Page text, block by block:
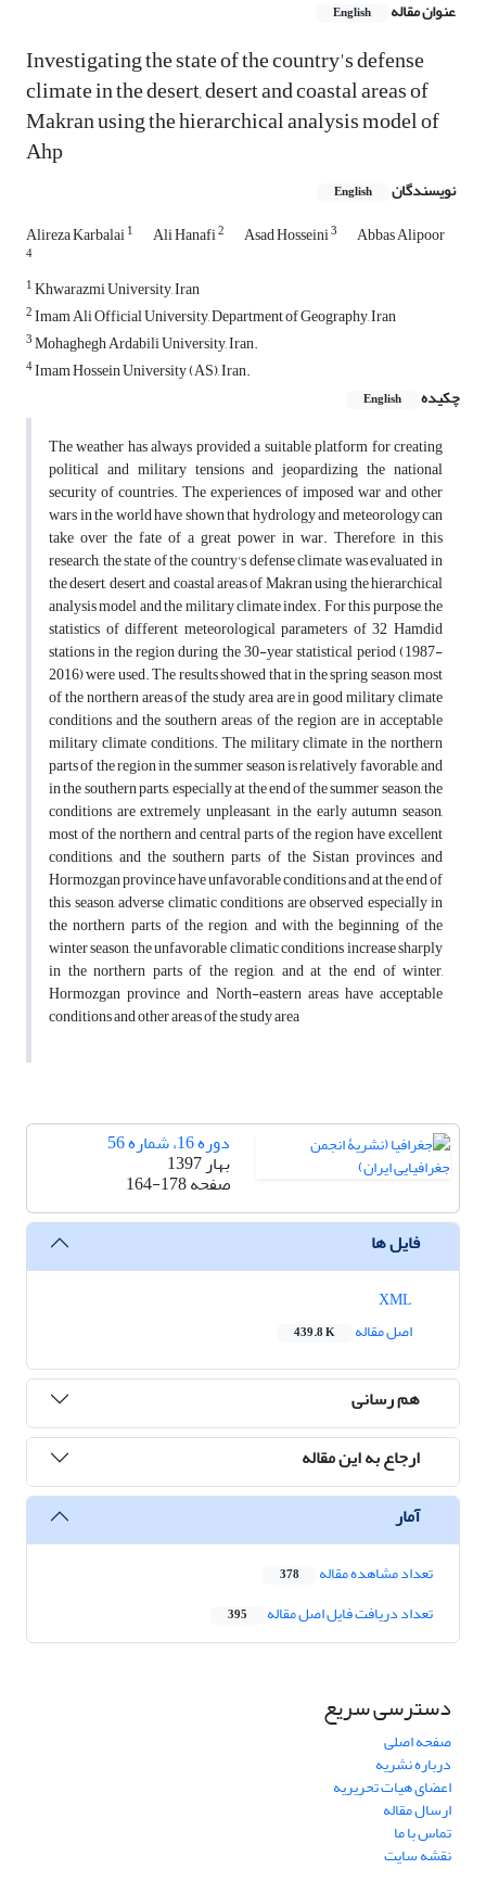
عنوان مقاله English
Investigating the state of the country's defense
climate in the desert, desert and coastal areas of
Makran using the hierarchical analysis model of
Ahp
نویسندگان English
Alireza Karbalai1 Ali Hanafi2 Asad Hosseini3 Abbas Alipoor
4
1Khwarazmi University, Iran
2Imam Ali Official University, Department of Geography, Iran
3Mohaghegh Ardabili University, Iran.
4Imam Hossein University (AS), Iran.
چکیده
English
The weather has always provided a suitable platform for creating
political and military tensions and jeopardizing the national
security of countries. The experiences of imposed war and other
wars in the world have shown that hydrology and meteorology can
take over the fate of a great power in war. Therefore, in this
research, the state of the country's defense climate was evaluated in
the desert, desert, and coastal areas of Makran using the hierarchical
analysis model and the military climate index. For this purpose, the
statistics of different meteorological parameters of 32 Hamdid
stations in the region during the 30-year statistical period (1987-
2016) were used. The results showed that in the spring season, most
of the northern areas of the study area are in good military climate
conditions and the southern areas of the region are in acceptable
military climate conditions. The military climate in the northern
parts of the region in the summer season is relatively favorable, and
in the southern parts, especially at the end of the summer season, the
conditions are extremely unpleasant, in the early autumn season,
most of the northern and central parts of the region have excellent
conditions, and the southern parts of the Sistan provinces and
Hormozgan province have unfavorable conditions and at the end of
this season, adverse climatic conditions are observed especially in
the northern parts of the region, and with the beginning of the
winter season, the unfavorable climatic conditions increase sharply
in the northern parts of the region, and at the end of winter,
Hormozgan province and North-eastern areas have acceptable
conditions and other areas of the study area
دوره 16، شماره 56
بهار 1397
صفحه164-178
فایل ها
اصل مقاله
439.8 K
هم رسانی
ارجاع به این مقاله
آمار
تعداد مشاهده مقاله 378
تعداد دریافت فایل اصل مقاله 395
دسترسی سریع
صفحه اصلی
درباره نشریه
اعضای هیات تحریریه
ارسال مقاله
تماس با ما
نقشه سایت